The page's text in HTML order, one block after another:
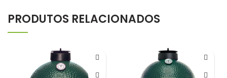
PRODUTOS RELACIONADOS